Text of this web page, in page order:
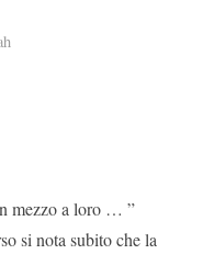
mezzo a loro … ”
si nota subito che la